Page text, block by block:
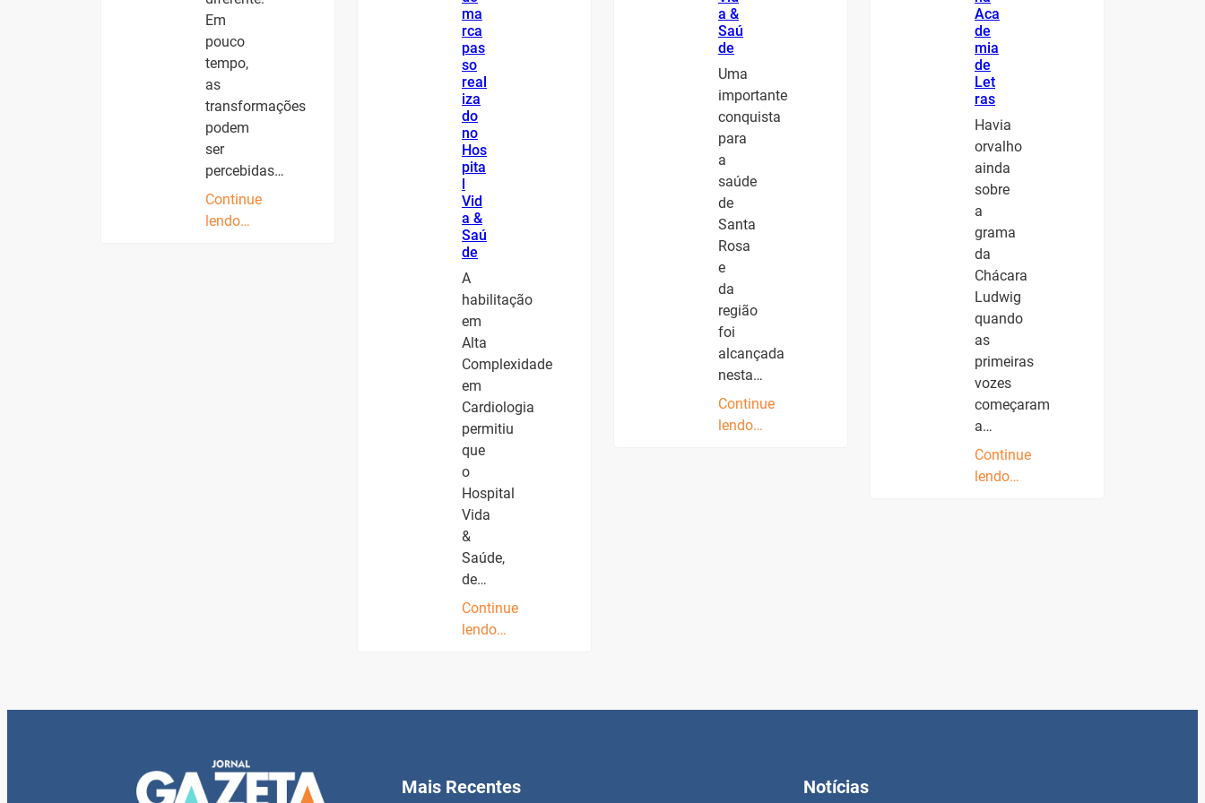
Em
pouco
tempo,
as
transformações
podem
ser
percebidas…
Continue
lendo…
ma
rca
pas
so
real
iza
do
no
Hos
pita
Vid
a &
Saú
de
A
habilitação
em
Alta
Complexidade
em
Cardiologia
permitiu
que
o
Hospital
Vida
&
Saúde,
de…
Continue
lendo…
a &
Saú
de
Uma
importante
conquista
para
a
saúde
de
Santa
Rosa
e
da
região
foi
alcançada
nesta…
Continue
lendo…
Aca
de
mia
de
Let
ras
Havia
orvalho
ainda
sobre
a
grama
da
Chácara
Ludwig
quando
as
primeiras
vozes
começaram
a…
Continue
lendo…
Mais Recentes Notícias